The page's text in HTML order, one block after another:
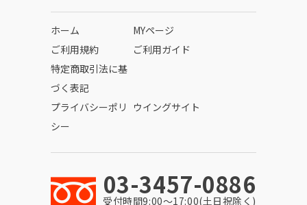
03-3457-0886
受付時間9:00〜17:00(土日祝除く)
ホーム
MYページ
ご利用規約
ご利用ガイド
特定商取引法に基
づく表記
プライバシーポリ
シー
ウイングサイト